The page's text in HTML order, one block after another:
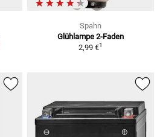
Spahn
Glühlampe 2-Faden
2,99 €1